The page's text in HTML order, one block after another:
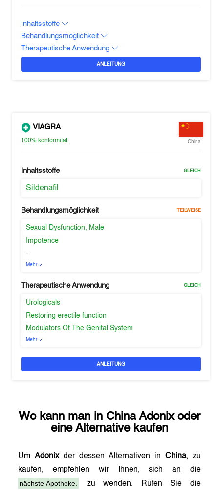
Inhaltsstoffe
Behandlungsmöglichkeit
Therapeutische Anwendung
ANLEITUNG
VIAGRA
100% konformität China
Inhaltsstoffe GLEICH
Sildenafil
Behandlungsmöglichkeit TEILWEISE
Sexual Dysfunction, Male
Impotence
-
Mehr
Therapeutische Anwendung GLEICH
Urologicals
Restoring erectile function
Modulators Of The Genital System
Mehr
ANLEITUNG
Wo kann man in China Adonixoder
eine Alternative kaufen
UmAdonixder dessen Alternativen in China, zu
kaufen, empfehlen wir Ihnen, sich an die
nächste Apotheke.
zu wenden. Rufen Sie die